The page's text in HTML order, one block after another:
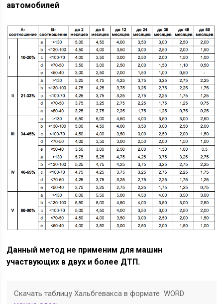
автомобилей
Данный метод не применим для машин
участвующих в двух и более ДТП.
Скачать таблицу Хальбгевакса в формате WORD